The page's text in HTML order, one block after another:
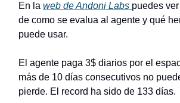
En la web de Andoni Labs puedes
de como se evalua al agente y qué
puede usar.
El agente paga 3$ diarios por el
más de 10 días consecutivos no
pierde. El record ha sido de 133 días.